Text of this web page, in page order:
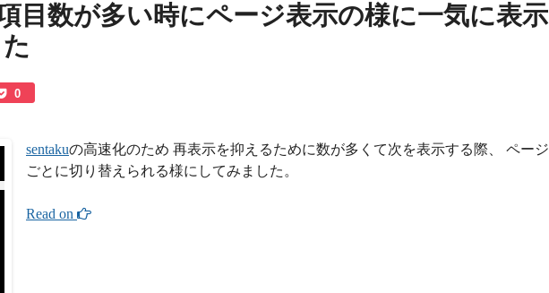
目数が多い時にページ表示の様に一気に表示
0
sentakuの高速化のため 再表示を抑えるために数が多くて次を表示する際、 ページ
ごとに切り替えられる様にしてみました。
Read on